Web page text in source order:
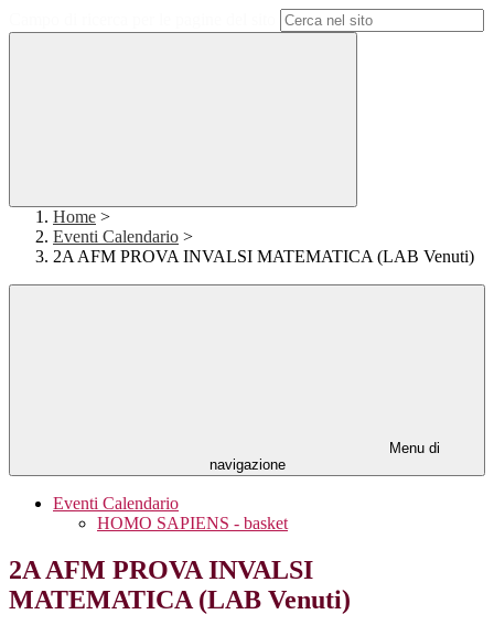
Home >
Eventi Calendario >
2A AFM PROVA INVALSI MATEMATICA (LAB Venuti)
Menu di
navigazione
Eventi Calendario
HOMO SAPIENS - basket
2A AFM PROVA INVALSI
MATEMATICA (LAB Venuti)